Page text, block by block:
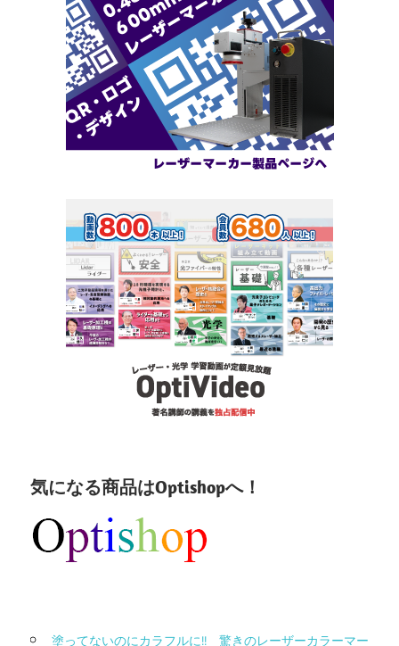
気になる商品はOptishopへ！
塗ってないのにカラフルに!! 驚きのレーザーカラーマー